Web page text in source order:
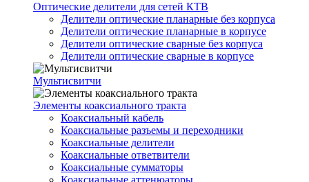
Оптические делители для сетей КТВ
Делители оптические планарные без корпуса
Делители оптические планарные в корпусе
Делители оптические сварные без корпуса
Делители оптические сварные в корпусе
Мультисвитчи
Элементы коаксиального тракта
Коаксиальный кабель
Коаксиальные разъемы и переходники
Коаксиальные делители
Коаксиальные ответвители
Коаксиальные сумматоры
Коаксиальные аттенюаторы